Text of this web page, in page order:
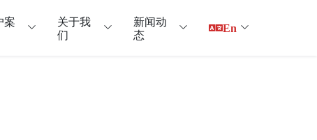
案
关于我
们
新闻动
态
En